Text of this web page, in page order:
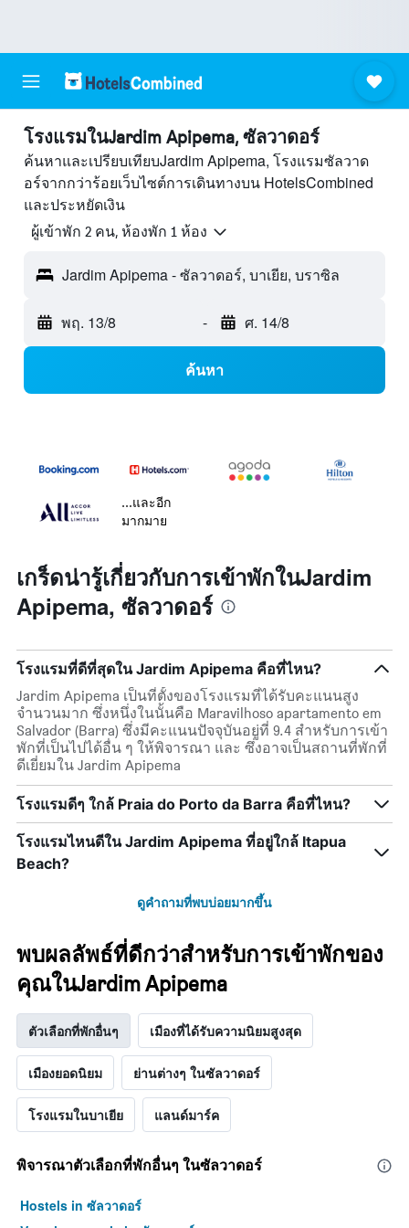
โรงแรมในJardim Apipema, ซัลวาดอร์
ค้นหาและเปรียบเทียบJardim Apipema, โรงแรมซัลวาด
อร์จากกว่าร้อยเว็บไซต์การเดินทางบน HotelsCombined
และประหยัดเงิน
ผู้เข้าพัก 2 คน, ห้องพัก 1 ห้อง
Jardim Apipema - ซัลวาดอร์, บาเยีย, บราซิล
พฤ. 13/8 - ศ. 14/8
ค้นหา
...และอีก
มากมาย
เกร็ดน่ารู้เกี่ยวกับการเข้าพักในJardim
Apipema, ซัลวาดอร์
โรงแรมที่ดีที่สุดใน Jardim Apipema คือที่ไหน?
Jardim Apipema เป็นที่ตั้งของโรงแรมที่ได้รับคะแนนสูง
จำนวนมาก ซึ่งหนึ่งในนั้นคือ Maravilhoso apartamento em
Salvador (Barra) ซึ่งมีคะแนนปัจจุบันอยู่ที่ 9.4 สำหรับการเข้า
พักที่เป็นไปได้อื่น ๆ ให้พิจารณา และ ซึ่งอาจเป็นสถานที่พักที่
ดีเยี่ยมใน Jardim Apipema
โรงแรมดีๆ ใกล้ Praia do Porto da Barra คือที่ไหน?
โรงแรมไหนดีใน Jardim Apipema ที่อยู่ใกล้ Itapua
Beach?
ดูคำถามที่พบบ่อยมากขึ้น
พบผลลัพธ์ที่ดีกว่าสำหรับการเข้าพักของ
คุณในJardim Apipema
ตัวเลือกที่พักอื่นๆ เมืองที่ได้รับความนิยมสูงสุด
เมืองยอดนิยม ย่านต่างๆ ในซัลวาดอร์
โรงแรมในบาเยีย แลนด์มาร์ค
พิจารณาตัวเลือกที่พักอื่นๆ ในซัลวาดอร์
Hostels in ซัลวาดอร์